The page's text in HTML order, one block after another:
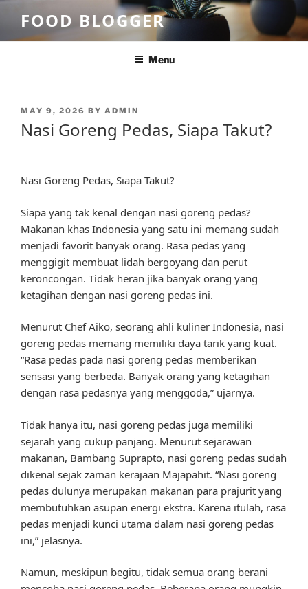
content
FOOD BLOGGER
Menu
POSTED
MAY 9, 2026 BY ADMIN
Nasi Goreng Pedas, Siapa Takut?
Nasi Goreng Pedas, Siapa Takut?
Siapa yang tak kenal dengan nasi goreng pedas?
Makanan khas Indonesia yang satu ini memang sudah
menjadi favorit banyak orang. Rasa pedas yang
menggigit membuat lidah bergoyang dan perut
keroncongan. Tidak heran jika banyak orang yang
ketagihan dengan nasi goreng pedas ini.
Menurut Chef Aiko, seorang ahli kuliner Indonesia, nasi
goreng pedas memang memiliki daya tarik yang kuat.
“Rasa pedas pada nasi goreng pedas memberikan
sensasi yang berbeda. Banyak orang yang ketagihan
dengan rasa pedasnya yang menggoda,” ujarnya.
Tidak hanya itu, nasi goreng pedas juga memiliki
sejarah yang cukup panjang. Menurut sejarawan
makanan, Bambang Suprapto, nasi goreng pedas sudah
dikenal sejak zaman kerajaan Majapahit. “Nasi goreng
pedas dulunya merupakan makanan para prajurit yang
membutuhkan asupan energi ekstra. Karena itulah, rasa
pedas menjadi kunci utama dalam nasi goreng pedas
ini,” jelasnya.
Namun, meskipun begitu, tidak semua orang berani